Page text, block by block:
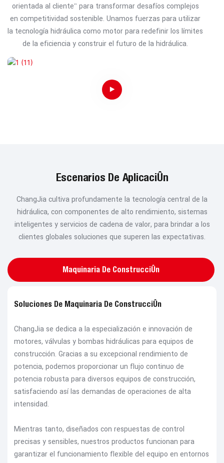
orientada al cliente" para transformar desafíos complejos
en competitividad sostenible. Unamos fuerzas para utilizar
la tecnología hidráulica como motor para redefinir los límites
de la eficiencia y construir el futuro de la hidráulica.
Escenarios De Aplicación
ChangJia cultiva profundamente la tecnología central de la
hidráulica, con componentes de alto rendimiento, sistemas
inteligentes y servicios de cadena de valor, para brindar a los
clientes globales soluciones que superen las expectativas.
Maquinaria De Construcción
Soluciones De Maquinaria De Construcción
ChangJia se dedica a la especialización e innovación de
motores, válvulas y bombas hidráulicas para equipos de
construcción. Gracias a su excepcional rendimiento de
potencia, podemos proporcionar un flujo continuo de
potencia robusta para diversos equipos de construcción,
satisfaciendo así las demandas de operaciones de alta
intensidad.
Mientras tanto, diseñados con respuestas de control
precisas y sensibles, nuestros productos funcionan para
garantizar el funcionamiento flexible del equipo en entornos